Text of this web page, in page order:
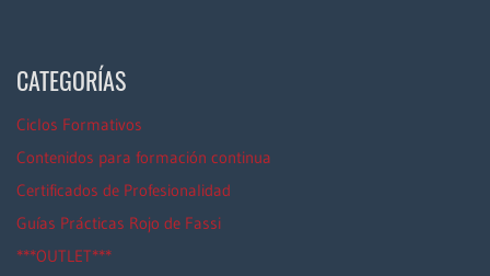
CATEGORÍAS
Ciclos Formativos
Contenidos para formación continua
Certificados de Profesionalidad
Guías Prácticas Rojo de Fassi
***OUTLET***